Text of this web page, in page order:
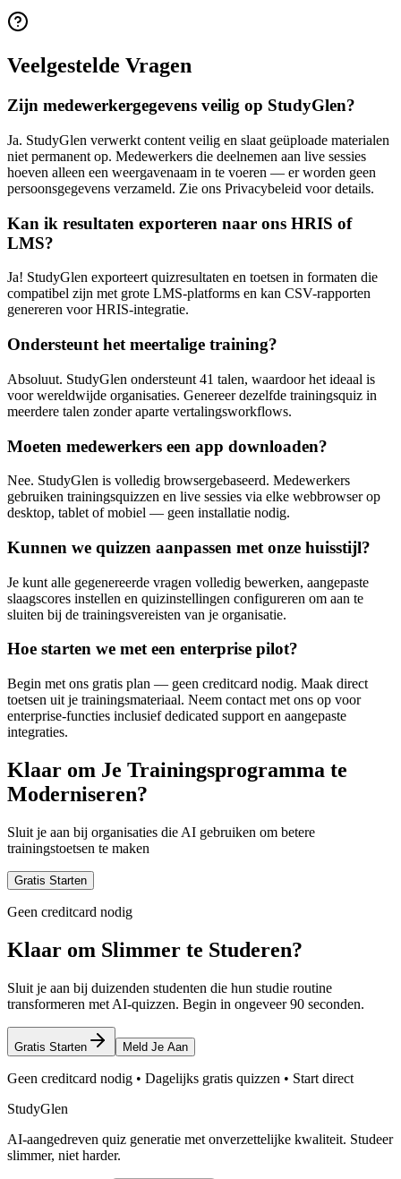
Veelgestelde Vragen
Zijn medewerkergegevens veilig op StudyGlen?
Ja. StudyGlen verwerkt content veilig en slaat geüploade materialen
niet permanent op. Medewerkers die deelnemen aan live sessies
hoeven alleen een weergavenaam in te voeren — er worden geen
persoonsgegevens verzameld. Zie ons Privacybeleid voor details.
Kan ik resultaten exporteren naar ons HRIS of
LMS?
Ja! StudyGlen exporteert quizresultaten en toetsen in formaten die
compatibel zijn met grote LMS-platforms en kan CSV-rapporten
genereren voor HRIS-integratie.
Ondersteunt het meertalige training?
Absoluut. StudyGlen ondersteunt 41 talen, waardoor het ideaal is
voor wereldwijde organisaties. Genereer dezelfde trainingsquiz in
meerdere talen zonder aparte vertalingsworkflows.
Moeten medewerkers een app downloaden?
Nee. StudyGlen is volledig browsergebaseerd. Medewerkers
gebruiken trainingsquizzen en live sessies via elke webbrowser op
desktop, tablet of mobiel — geen installatie nodig.
Kunnen we quizzen aanpassen met onze huisstijl?
Je kunt alle gegenereerde vragen volledig bewerken, aangepaste
slaagscores instellen en quizinstellingen configureren om aan te
sluiten bij de trainingsvereisten van je organisatie.
Hoe starten we met een enterprise pilot?
Begin met ons gratis plan — geen creditcard nodig. Maak direct
toetsen uit je trainingsmateriaal. Neem contact met ons op voor
enterprise-functies inclusief dedicated support en aangepaste
integraties.
Klaar om Je Trainingsprogramma te
Moderniseren?
Sluit je aan bij organisaties die AI gebruiken om betere
trainingstoetsen te maken
Gratis Starten
Geen creditcard nodig
Klaar om Slimmer te Studeren?
Sluit je aan bij duizenden studenten die hun studie routine
transformeren met AI-quizzen. Begin in ongeveer 90 seconden.
Gratis Starten Meld Je Aan
Geen creditcard nodig • Dagelijks gratis quizzen • Start direct
StudyGlen
AI-aangedreven quiz generatie met onverzettelijke kwaliteit. Studeer
slimmer, niet harder.